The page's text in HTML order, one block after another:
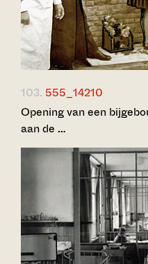
103. 555_14210
Opening van een
aan de …